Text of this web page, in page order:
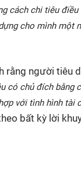
cách chi tiêu
cho mình một
rằng người tiêu
có chủ đích bằng
với tình hình tài
bất kỳ lời